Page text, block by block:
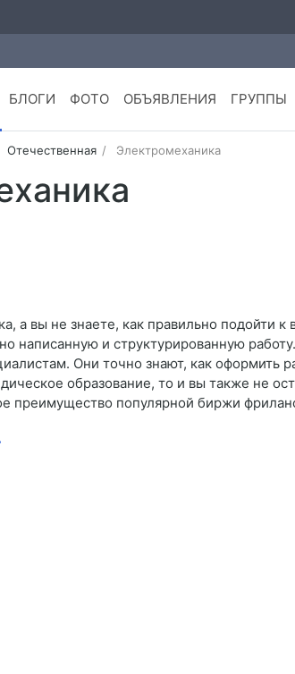
БЛОГИ ФОТО ОБЪЯВЛЕНИЯ ГРУППЫ
Отечественная Электромеханика
а вы не знаете, как правильно подойти
написанную и структурированную
Они точно знают, как оформить
образование, то и вы также не
преимущество популярной биржи